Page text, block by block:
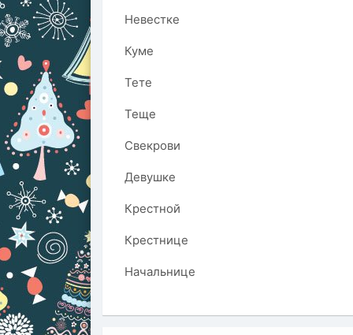
Невестке
Куме
Тете
Теще
Свекрови
Девушке
Крестной
Крестнице
Начальнице